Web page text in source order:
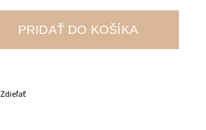
PRIDAŤ DO KOŠÍKA
Zdieľať